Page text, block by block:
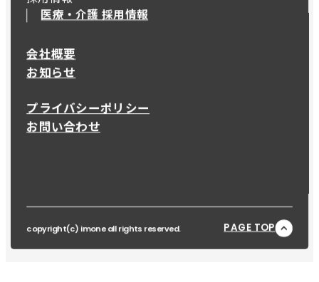
医療・介護 採用情報
会社概要
お知らせ
プライバシーポリシー
お問い合わせ
copyright(c) imone all rights reserved. PAGE TOP